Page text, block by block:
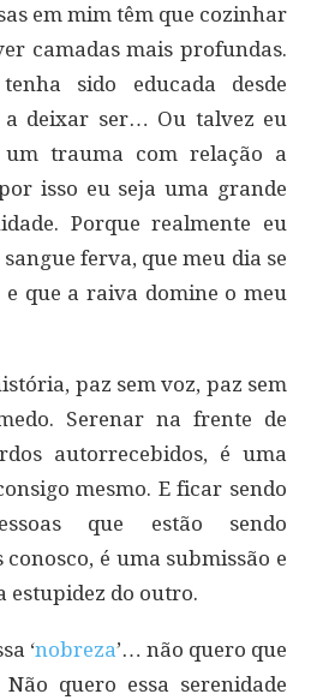
em mim têm que cozinhar
camadas mais profundas.
sido educada desde
a deixar ser… Ou talvez eu
um trauma com relação a
isso eu seja uma grande
Porque realmente eu
ferva, que meu dia se
que a raiva domine o meu
paz sem voz, paz sem
Serenar na frente de
autorrecebidos, é uma
mesmo. E ficar sendo
que estão sendo
é uma submissão e
estupidez do outro.
‘nobreza’… não quero que
quero essa serenidade